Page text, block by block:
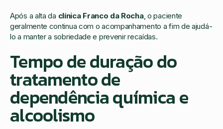
Após a alta da clínica Franco da Rocha, o paciente
geralmente continua com o acompanhamento a fim de ajudá-
lo a manter a sobriedade e prevenir recaídas.
Tempo de duração do
tratamento de
dependência química e
alcoolismo